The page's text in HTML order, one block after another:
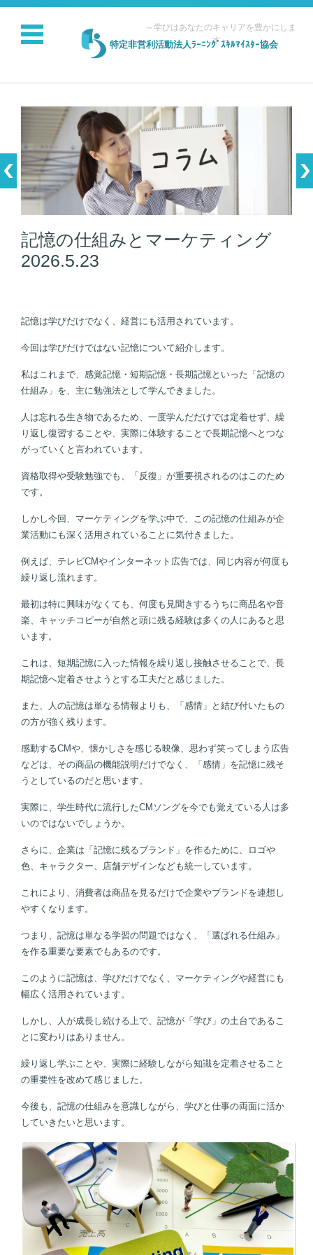
特定非営利活動法人ﾗｰﾆﾝｸﾞｽｷﾙﾏｲｽﾀｰ協会
～学びはあなたのキャリアを豊かにしま
す～
コンテンツに移動
記憶の仕組みとマーケティング
2026.5.23
記憶は学びだけでなく、経営にも活用されています。
今回は学びだけではない記憶について紹介します。
私はこれまで、感覚記憶・短期記憶・長期記憶といった「記憶の
仕組み」を、主に勉強法として学んできました。
人は忘れる生き物であるため、一度学んだだけでは定着せず、繰
り返し復習することや、実際に体験することで長期記憶へとつな
がっていくと言われています。
資格取得や受験勉強でも、「反復」が重要視されるのはこのため
です。
しかし今回、マーケティングを学ぶ中で、この記憶の仕組みが企
業活動にも深く活用されていることに気付きました。
例えば、テレビCMやインターネット広告では、同じ内容が何度も
繰り返し流れます。
最初は特に興味がなくても、何度も見聞きするうちに商品名や音
楽、キャッチコピーが自然と頭に残る経験は多くの人にあると思
います。
これは、短期記憶に入った情報を繰り返し接触させることで、長
期記憶へ定着させようとする工夫だと感じました。
また、人の記憶は単なる情報よりも、「感情」と結び付いたもの
の方が強く残ります。
感動するCMや、懐かしさを感じる映像、思わず笑ってしまう広告
などは、その商品の機能説明だけでなく、「感情」を記憶に残そ
うとしているのだと思います。
実際に、学生時代に流行したCMソングを今でも覚えている人は多
いのではないでしょうか。
さらに、企業は「記憶に残るブランド」を作るために、ロゴや
色、キャラクター、店舗デザインなども統一しています。
これにより、消費者は商品を見るだけで企業やブランドを連想し
やすくなります。
つまり、記憶は単なる学習の問題ではなく、「選ばれる仕組み」
を作る重要な要素でもあるのです。
このように記憶は、学びだけでなく、マーケティングや経営にも
幅広く活用されています。
しかし、人が成長し続ける上で、記憶が「学び」の土台であるこ
とに変わりはありません。
繰り返し学ぶことや、実際に経験しながら知識を定着させること
の重要性を改めて感じました。
今後も、記憶の仕組みを意識しながら、学びと仕事の両面に活か
していきたいと思います。